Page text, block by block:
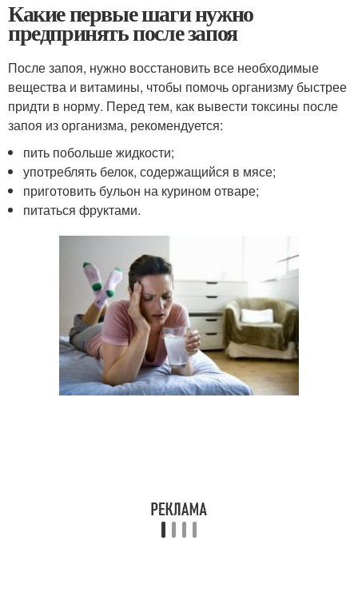
Какие первые шаги нужно
предпринять после запоя
После запоя, нужно восстановить все необходимые
вещества и витамины, чтобы помочь организму быстрее
придти в норму. Перед тем, как вывести токсины после
запоя из организма, рекомендуется:
пить побольше жидкости;
употреблять белок, содержащийся в мясе;
приготовить бульон на курином отваре;
питаться фруктами.